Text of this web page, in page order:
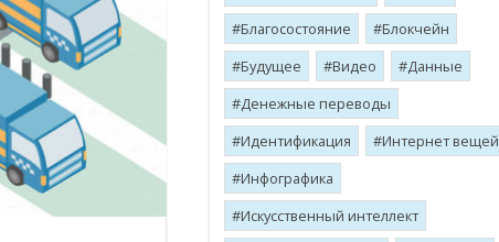
Благосостояние
Блокчейн
Будущее
Видео
Данные
Денежные переводы
Идентификация
Интернет вещей
Инфографика
Искусственный интеллект